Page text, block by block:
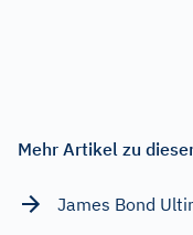
Mehr Artikel zu
James Bond